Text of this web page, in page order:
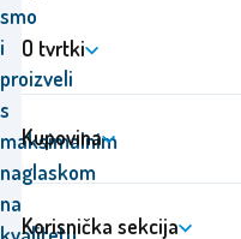
smo
i
proizveli
s
maksimalnim
naglaskom
na
O tvrtki
Kupovina
Korisnička sekcija